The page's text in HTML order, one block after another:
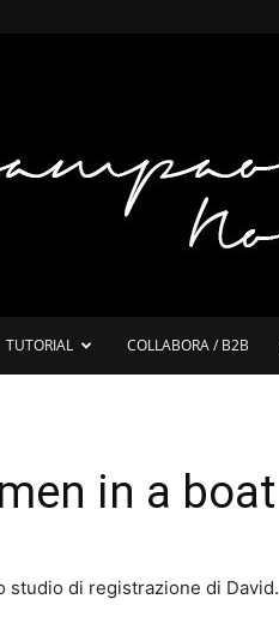
TUTORIAL COLLABORA / B2B
in a boat
studio di registrazione di David.